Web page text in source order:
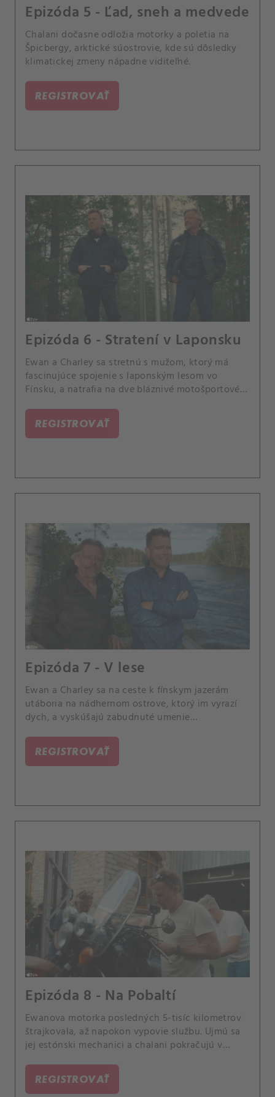
Epizóda 5 - Ľad, sneh a medvede
Chalani dočasne odložia motorky a poletia na
Špicbergy, arktické súostrovie, kde sú dôsledky
klimatickej zmeny nápadne viditeľné.
REGISTROVAŤ
Epizóda 6 - Stratení v Laponsku
Ewan a Charley sa stretnú s mužom, ktorý má
fascinujúce spojenie s laponským lesom vo
Fínsku, a natrafia na dve bláznivé motošportové
REGISTROVAŤ
Epizóda 7 - V lese
Ewan a Charley sa na ceste k fínskym jazerám
utáboria na nádhernom ostrove, ktorý im vyrazí
dych, a vyskúšajú zabudnuté umenie
REGISTROVAŤ
Epizóda 8 - Na Pobaltí
Ewanova motorka posledných 5-tisíc kilometrov
štrajkovala, až napokon vypovie službu. Ujmú sa
jej estónski mechanici a chalani pokračujú v
REGISTROVAŤ